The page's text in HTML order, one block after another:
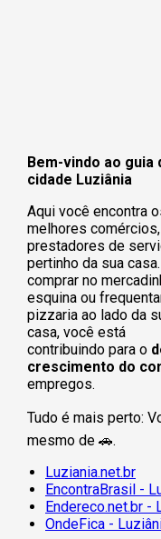
Bem-vindo ao guia
cidade Luziânia
Aqui você encontra
melhores
prestadores de
pertinho da sua
comprar no
esquina ou
pizzaria ao lado da
casa, você está
contribuindo para o
crescimento do
empregos.
Tudo é mais perto:
mesmo de 🚗.
Luziania.net.br
EncontraBrasil -
Endereco.net.br -
OndeFica -